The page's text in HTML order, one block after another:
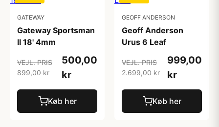
GATEWAY
Gateway Sportsman
II 18' 4mm
VEJL. PRIS
899,00 kr
500,00
kr
Køb her
GEOFF ANDERSON
Geoff Anderson
Urus 6 Leaf
VEJL. PRIS
2.699,00 kr
999,00
kr
Køb her